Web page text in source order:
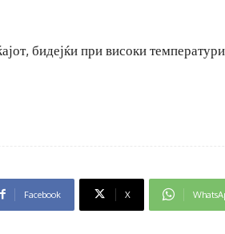
бидејќи при високи
Facebook X